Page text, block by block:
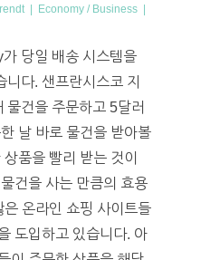
| Economy / Business |
당일 배송 시스템을
니다. 샌프란시스코 지
물건을 주문하고 5달러
날 바로 물건을 받아볼
품을 빨리 받는 것이
건을 사는 만큼의 효용
온라인 쇼핑 사이트들
도입하고 있습니다. 아